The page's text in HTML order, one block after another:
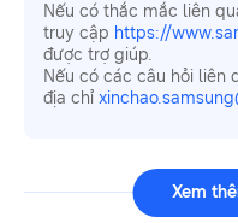
Nếu có thắc mắc liên
truy cập https://
được trợ giúp.
Nếu có các câu hỏi liên
địa chỉ
Xem